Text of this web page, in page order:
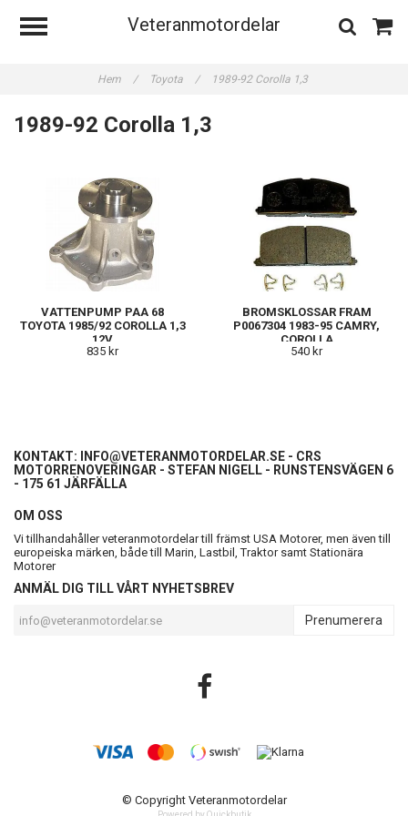
Veteranmotordelar
Hem / Toyota / 1989-92 Corolla 1,3
1989-92 Corolla 1,3
VATTENPUMP PAA 68
TOYOTA 1985/92 COROLLA 1,3
12V
835 kr
BROMSKLOSSAR FRAM
P0067304 1983-95 CAMRY,
COROLLA
540 kr
KONTAKT: INFO@VETERANMOTORDELAR.SE - CRS
MOTORRENOVERINGAR - STEFAN NIGELL - RUNSTENSVÄGEN 6
- 175 61 JÄRFÄLLA
OM OSS
Vi tillhandahåller veteranmotordelar till främst USA Motorer, men även till
europeiska märken, både till Marin, Lastbil, Traktor samt Stationära
Motorer
ANMÄL DIG TILL VÅRT NYHETSBREV
Prenumerera
© Copyright Veteranmotordelar